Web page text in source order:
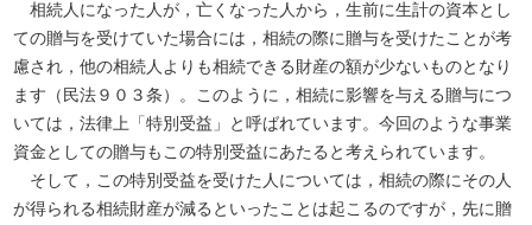
相続人になった人が，亡くなった人から，生前に生計の資本とし
ての贈与を受けていた場合には，相続の際に贈与を受けたことが考
慮され，他の相続人よりも相続できる財産の額が少ないものとなり
ます（民法９０３条）。このように，相続に影響を与える贈与につ
いては，法律上「特別受益」と呼ばれています。今回のような事業
資金としての贈与もこの特別受益にあたると考えられています。
そして，この特別受益を受けた人については，相続の際にその人
が得られる相続財産が減るといったことは起こるのですが，先に贈